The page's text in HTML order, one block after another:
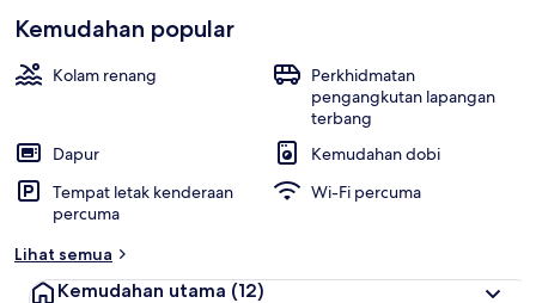
Kemudahan popular
Kolam renang
Perkhidmatan
pengangkutan lapangan
terbang
Dapur
Kemudahan dobi
Tempat letak kenderaan
percuma
Wi-Fi percuma
Lihat semua
Kemudahan utama (12)